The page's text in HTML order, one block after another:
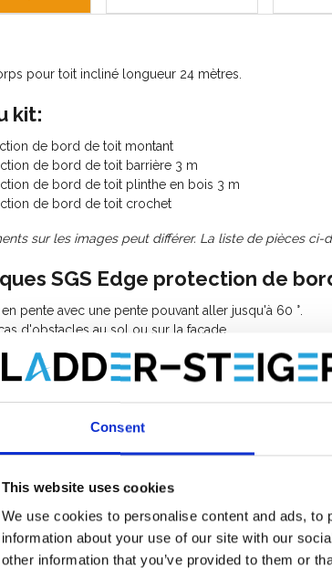
Consent
This website uses cookies
We use cookies to personalise content and ads,
information about your use of our site with our
other information that you’ve provided to them or
pour toit incliné longueur 24 mètres.
kit:
de bord de toit montant
de bord de toit barrière 3 m
de bord de toit plinthe en bois 3 m
de bord de toit crochet
sur les images peut différer. La liste de pièces ci-
SGS Edge protection de
pente avec une pente pouvant aller jusqu'à 60 °.
d'obstacles au sol ou sur la façade.
rapide et simple.
de haute qualité, très léger.
en hauteur.
à transporter.
Systems Edge protection anti-
de toit SGS est le nouveau système de protection
de bord de toit SGS possède la plus haute qualification
Cela signifie qu'elle peut être utilisée sur des toits en